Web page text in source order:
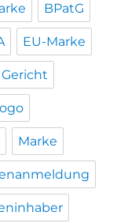
BPatG
EU-Marke
Marke